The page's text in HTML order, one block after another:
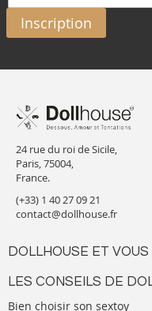
Inscription
24 rue du roi de Sicile,
Paris, 75004,
France.
(+33) 1 40 27 09 21
contact@dollhouse.fr
DOLLHOUSE ET VOUS
LES CONSEILS DE
Bien choisir son sextoy